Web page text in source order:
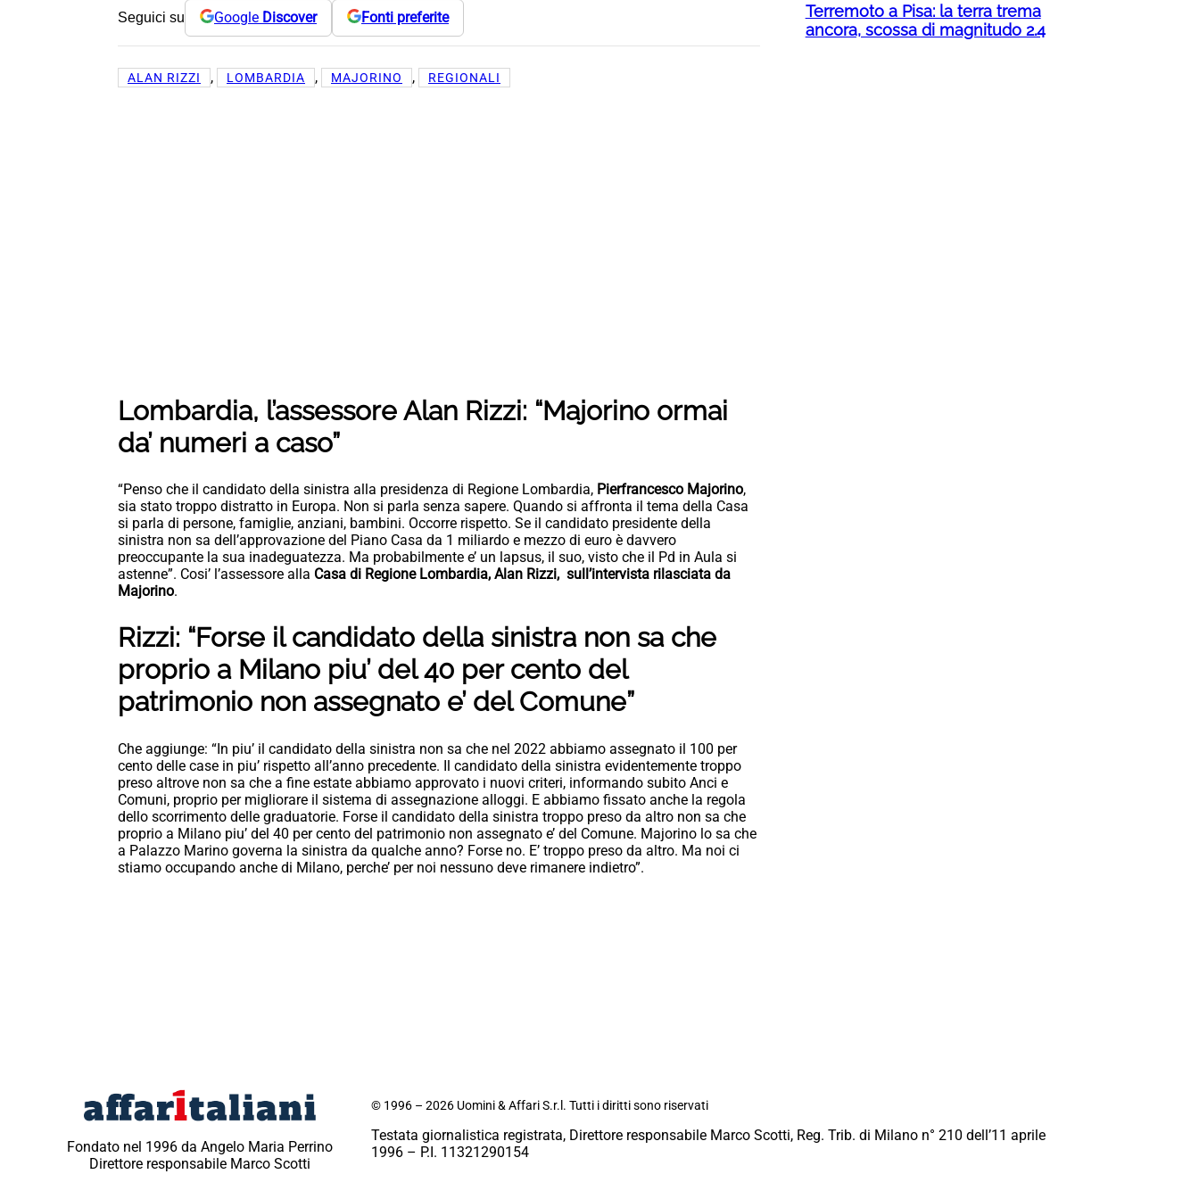
Seguici su Google Discover Fonti preferite
ALAN RIZZI , LOMBARDIA , MAJORINO , REGIONALI
Lombardia, l’assessore Alan Rizzi: “Majorino ormai
da’ numeri a caso”
“Penso che il candidato della sinistra alla presidenza di Regione Lombardia, Pierfrancesco Majorino,
sia stato troppo distratto in Europa. Non si parla senza sapere. Quando si affronta il tema della Casa
si parla di persone, famiglie, anziani, bambini. Occorre rispetto. Se il candidato presidente della
sinistra non sa dell’approvazione del Piano Casa da 1 miliardo e mezzo di euro è davvero
preoccupante la sua inadeguatezza. Ma probabilmente e’ un lapsus, il suo, visto che il Pd in Aula si
astenne”. Cosi’ l’assessore alla Casa di Regione Lombardia, Alan Rizzi, sull’intervista rilasciata da
Majorino.
Rizzi: “Forse il candidato della sinistra non sa che
proprio a Milano piu’ del 40 per cento del
patrimonio non assegnato e’ del Comune”
Che aggiunge: “In piu’ il candidato della sinistra non sa che nel 2022 abbiamo assegnato il 100 per
cento delle case in piu’ rispetto all’anno precedente. Il candidato della sinistra evidentemente troppo
preso altrove non sa che a fine estate abbiamo approvato i nuovi criteri, informando subito Anci e
Comuni, proprio per migliorare il sistema di assegnazione alloggi. E abbiamo fissato anche la regola
dello scorrimento delle graduatorie. Forse il candidato della sinistra troppo preso da altro non sa che
proprio a Milano piu’ del 40 per cento del patrimonio non assegnato e’ del Comune. Majorino lo sa che
a Palazzo Marino governa la sinistra da qualche anno? Forse no. E’ troppo preso da altro. Ma noi ci
stiamo occupando anche di Milano, perche’ per noi nessuno deve rimanere indietro”.
Terremoto a Pisa: la terra trema
ancora, scossa di magnitudo 2.4
Fondato nel 1996 da Angelo Maria Perrino
Direttore responsabile Marco Scotti
© 1996 – 2026 Uomini & Affari S.r.l. Tutti i diritti sono riservati
Testata giornalistica registrata, Direttore responsabile Marco Scotti, Reg. Trib. di Milano n° 210 dell’11 aprile
1996 – P.I. 11321290154